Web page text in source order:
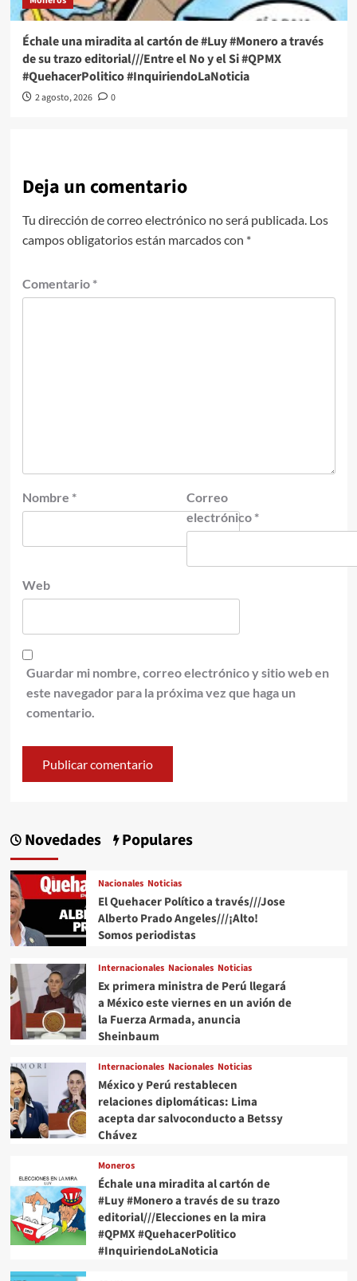
Échale una miradita al cartón de #Luy #Monero a través
de su trazo editorial///Entre el No y el Si #QPMX
#QuehacerPolitico #InquiriendoLaNoticia
2 agosto, 2026 0
Deja un comentario
Tu dirección de correo electrónico no será publicada. Los
campos obligatorios están marcados con *
Comentario *
Nombre *
Correo
electrónico *
Web
Guardar mi nombre, correo electrónico y sitio web en
este navegador para la próxima vez que haga un
comentario.
Novedades Populares
Nacionales Noticias
El Quehacer Político a través///Jose
Alberto Prado Angeles///¡Alto!
Somos periodistas
Internacionales Nacionales Noticias
Ex primera ministra de Perú llegará
a México este viernes en un avión de
la Fuerza Armada, anuncia
Sheinbaum
Internacionales Nacionales Noticias
México y Perú restablecen
relaciones diplomáticas: Lima
acepta dar salvoconducto a Betssy
Chávez
Moneros
Échale una miradita al cartón de
#Luy #Monero a través de su trazo
editorial///Elecciones en la mira
#QPMX #QuehacerPolitico
#InquiriendoLaNoticia